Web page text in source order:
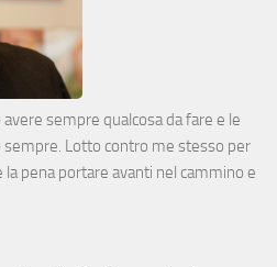
sempre qualcosa da fare e le
Lotto contro me stesso per
la pena portare avanti nel cammino e